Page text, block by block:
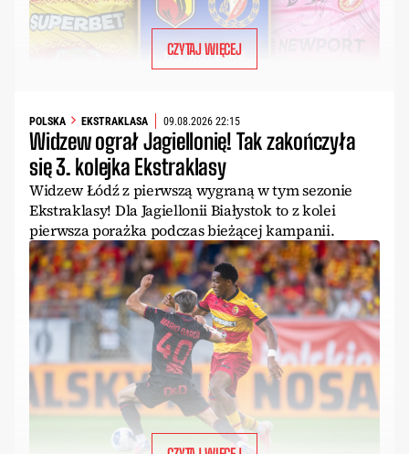
CZYTAJ WIĘCEJ
POLSKA EKSTRAKLASA 09.08.2026 22:15
Widzew ograł Jagiellonię! Tak zakończyła
się 3. kolejka Ekstraklasy
Widzew Łódź z pierwszą wygraną w tym sezonie
Ekstraklasy! Dla Jagiellonii Białystok to z kolei
pierwsza porażka podczas bieżącej kampanii.